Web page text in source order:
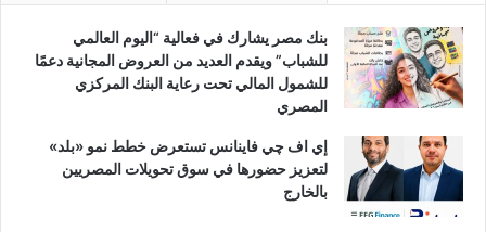
بنك مصر يشارك في فعالية “اليوم العالمي
للشباب” ويقدم العديد من العروض المجانية دعمًا
للشمول المالي تحت رعاية البنك المركزي
المصري
إي اف چي فاينانس تستعرض خطط نمو «بلد»
لتعزيز حضورها في سوق تحويلات المصريين
بالخارج